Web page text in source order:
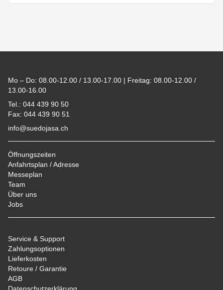
Mo – Do: 08.00-12.00 / 13.00-17.00 | Freitag: 08.00-12.00 /
13.00-16.00
Tel.: 044 439 90 50
Fax: 044 439 90 51
info@suedojasa.ch
Öffnungszeiten
Anfahrtsplan / Adresse
Messeplan
Team
Über uns
Jobs
Service & Support
Zahlungsoptionen
Lieferkosten
Retoure / Garantie
AGB